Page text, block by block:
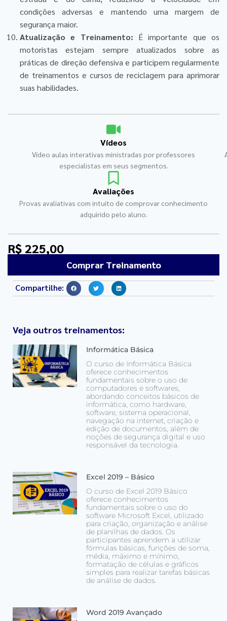
condições adversas e mantendo uma margem de
segurança maior.
Atualização e Treinamento: É importante que os
motoristas estejam sempre atualizados sobre as
práticas de direção defensiva e participem regularmente
de treinamentos e cursos de reciclagem para aprimorar
suas habilidades.
Vídeos
Vídeo aulas interativas ministradas por professores
especialistas em seus segmentos.
Avaliações
Provas avaliativas com intuito de comprovar conhecimento
adquirido pelo aluno.
R$ 225,00
Comprar Treinamento
Compartilhe:
Veja outros treinamentos:
Informática Básica
O curso de Informática Básica
oferece conhecimentos
fundamentais sobre o uso de
computadores e softwares,
abordando conceitos básicos de
informática, como hardware,
software, sistema operacional,
navegação na internet, criação e
edição de documentos, além de
noções de segurança digital e uso
responsável da tecnologia.
Excel 2019 – Básico
O curso de Excel 2019 Básico
oferece conhecimentos
fundamentais sobre o uso do
software Microsoft Excel, utilizado
para criação, organização e análise
de planilhas de dados. Os
participantes aprendem a utilizar
fórmulas básicas, funções de soma,
média, máximo e mínimo,
formatação de células e gráficos
simples para realizar tarefas básicas
de análise de dados.
Word 2019 Avançado